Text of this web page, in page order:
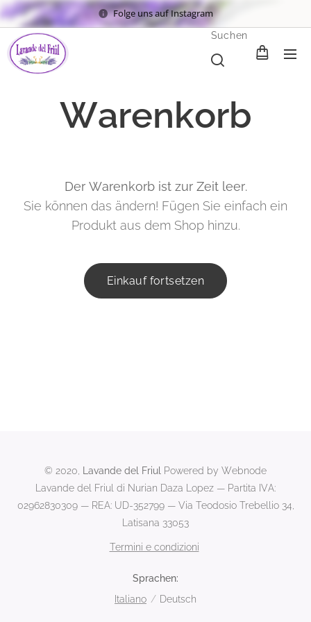
Folge uns auf Instagram
Suchen
Warenkorb
Der Warenkorb ist zur Zeit leer.
Sie können das ändern! Fügen Sie einfach ein
Produkt aus dem Shop hinzu.
Einkauf fortsetzen
© 2020, Lavande del Friul
Powered by Webnode
Lavande del Friul di Nurian Daza Lopez — Partita IVA:
02962830309 — REA: UD-352799 — Via Teodosio Trebellio 34,
Latisana 33053
Termini e condizioni
Sprachen
Italiano
Deutsch